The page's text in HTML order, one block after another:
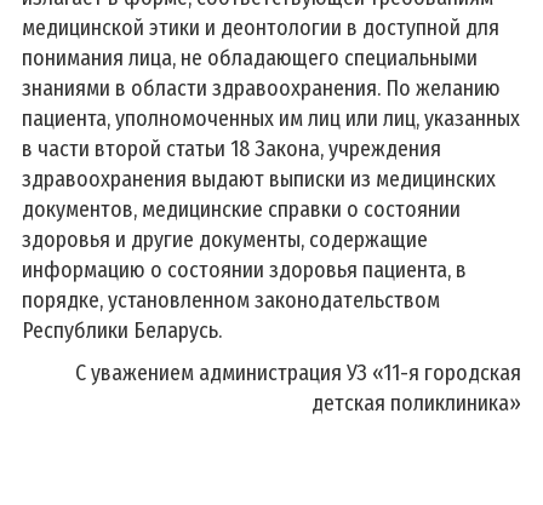
медицинской этики и деонтологии в доступной для
понимания лица, не обладающего специальными
знаниями в области здравоохранения. По желанию
пациента, уполномоченных им лиц или лиц, указанных
в части второй статьи 18 Закона, учреждения
здравоохранения выдают выписки из медицинских
документов, медицинские справки о состоянии
здоровья и другие документы, содержащие
информацию о состоянии здоровья пациента, в
порядке, установленном законодательством
Республики Беларусь.
С уважением администрация УЗ «11-я городская
детская поликлиника»